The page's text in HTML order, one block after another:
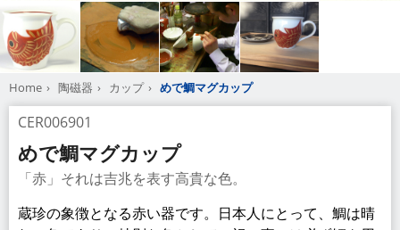
Home 陶磁器 カップ めで鯛マグカップ
CER006901
めで鯛マグカップ
「赤」それは吉兆を表す高貴な色。
蔵珍の象徴となる赤い器です。日本人にとって、鯛は晴